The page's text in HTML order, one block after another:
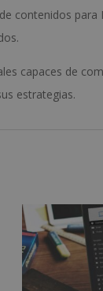
contenidos para
capaces de
estrategias.